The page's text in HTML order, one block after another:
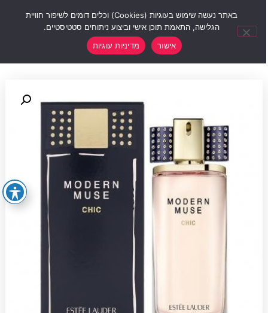
באתר נעשה שימוש בעוגיות (Cookies) וכלים דומים לשיפור חוויית
הגלישה, התאמת תוכן אישי וביצוע ניתוחים סטטיסטיים.
אישור
מדיניות עוגיות